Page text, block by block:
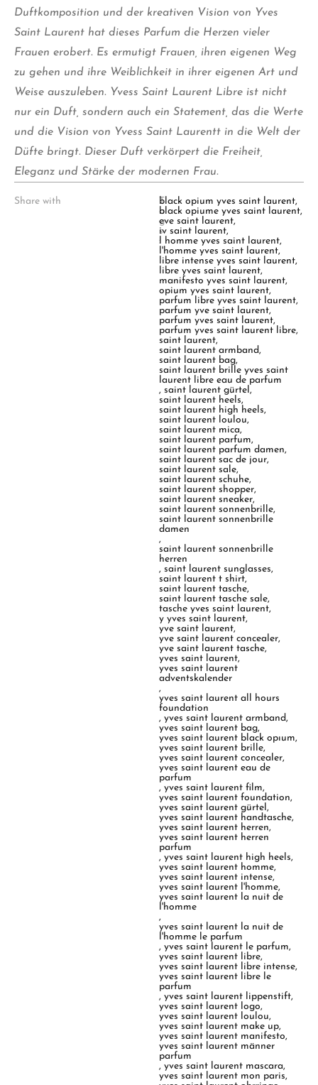
Duftkomposition und der kreativen Vision von Yves
Saint Laurent hat dieses Parfum die Herzen vieler
Frauen erobert. Es ermutigt Frauen, ihren eigenen Weg
zu gehen und ihre Weiblichkeit in ihrer eigenen Art und
Weise auszuleben. Yvess Saint Laurent Libre ist nicht
nur ein Duft, sondern auch ein Statement, das die Werte
und die Vision von Yvess Saint Laurentt in die Welt der
Düfte bringt. Dieser Duft verkörpert die Freiheit,
Eleganz und Stärke der modernen Frau.
Share with
T
a
g
s
:
black opium yves saint laurent,
black opiume yves saint laurent,
eve saint laurent,
iv saint laurent,
l homme yves saint laurent,
l'homme yves saint laurent,
libre intense yves saint laurent,
libre yves saint laurent,
manifesto yves saint laurent,
opium yves saint laurent,
parfum libre yves saint laurent,
parfum yve saint laurent,
parfum yves saint laurent,
parfum yves saint laurent libre,
saint laurent,
saint laurent armband,
saint laurent bag,
saint laurent brille yves saint
laurent libre eau de parfum
,saint laurent gürtel,
saint laurent heels,
saint laurent high heels,
saint laurent loulou,
saint laurent mica,
saint laurent parfum,
saint laurent parfum damen,
saint laurent sac de jour,
saint laurent sale,
saint laurent schuhe,
saint laurent shopper,
saint laurent sneaker,
saint laurent sonnenbrille,
saint laurent sonnenbrille
damen
,
saint laurent sonnenbrille
herren
,saint laurent sunglasses,
saint laurent t shirt,
saint laurent tasche,
saint laurent tasche sale,
tasche yves saint laurent,
y yves saint laurent,
yve saint laurent,
yve saint laurent concealer,
yve saint laurent tasche,
yves saint laurent,
yves saint laurent
adventskalender
,
yves saint laurent all hours
foundation
,yves saint laurent armband,
yves saint laurent bag,
yves saint laurent black opıum,
yves saint laurent brille,
yves saint laurent concealer,
yves saint laurent eau de
parfum
,yves saint laurent film,
yves saint laurent foundation,
yves saint laurent gürtel,
yves saint laurent handtasche,
yves saint laurent herren,
yves saint laurent herren
parfum
,yves saint laurent high heels,
yves saint laurent homme,
yves saint laurent intense,
yves saint laurent l'homme,
yves saint laurent la nuit de
l'homme
,
yves saint laurent la nuit de
l'homme le parfum
,yves saint laurent le parfum,
yves saint laurent libre,
yves saint laurent libre intense,
yves saint laurent libre le
parfum
,yves saint laurent lippenstift,
yves saint laurent logo,
yves saint laurent loulou,
yves saint laurent make up,
yves saint laurent manifesto,
yves saint laurent männer
parfum
,yves saint laurent mascara,
yves saint laurent mon paris,